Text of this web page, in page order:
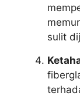
sulit